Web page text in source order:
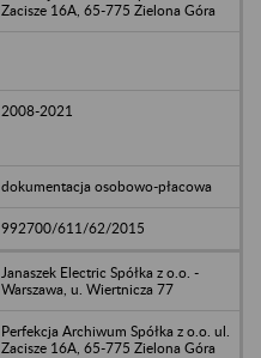
Zacisze 16A, 65-775 Zielona Góra
2008-2021
dokumentacja osobowo-płacowa
992700/611/62/2015
Janaszek Electric Spółka z o.o. -
Warszawa, u. Wiertnicza 77
Perfekcja Archiwum Spółka z o.o. ul.
Zacisze 16A, 65-775 Zielona Góra